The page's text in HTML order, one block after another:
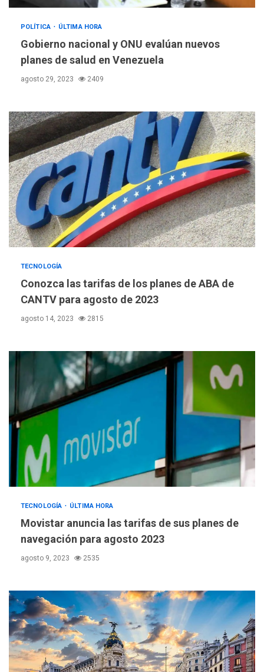
POLÍTICA ÚLTIMA HORA
Gobierno nacional y ONU evalúan nuevos
planes de salud en Venezuela
agosto 29, 2023 2409
TECNOLOGÍA
Conozca las tarifas de los planes de ABA de
CANTV para agosto de 2023
agosto 14, 2023 2815
TECNOLOGÍA ÚLTIMA HORA
Movistar anuncia las tarifas de sus planes de
navegación para agosto 2023
agosto 9, 2023 2535